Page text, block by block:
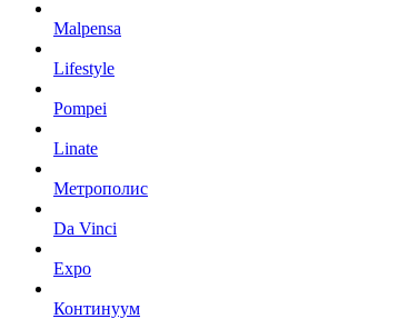
Malpensa
Lifestyle
Pompei
Linate
Метрополис
Da Vinci
Expo
Континуум